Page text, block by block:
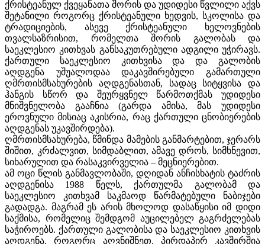
ქრისტეანულ ქვეყანათა შორის და უდიდესი წვლილი აქვს
შეტანილი როგორც ქრისტეანული ხედვის, სკოლისა და
ტრადიციების, ასევე ქრისტეანული ხელოვნების
თვალსაზრისით, რომელთა შორის გალობას და
საეკლესიო კითხვას განსაკუთრებული ადგილი უჭირავს.
ქართული საეკლესიო კითხვისა და და გალობის
აღდგენა უშუალოდაა დაკავშირებული გამართული
ღმრთისმსახურების აღდგენასთან, სადაც სიტყვისა და
ჰანგის სწორ და შეურყვნელ წარმოთქმას უდიდესი
მნიშვნელობა გააჩნია (გარდა ამისა, მას უდიდესი
ეროვნული მისიაც აკისრია, რაც ქართული ცნობიერების
აღდგენას უკავშირდება).
ღმრთისმსახურება, წმინდა მამების განმარტებით, ჯერარს
შიშით, კრძალვით, სიმდაბლით, ამავე დროს, სიმხნევით,
სიხარულით და რასაკვირველია – მეცნიერებით.
ამ ოცი წლის განმავლობაში, დღიდან ანჩისხატის ტაძრის
აღდგენისა 1988 წელს, ქართულმა გალობამ და
საეკლესიო კითხვამ საკმაოდ წარმატებული ნაბიჯები
გადადგა. მაგრამ ეს არის მხოლოდ დასაწყისი იმ დიდი
საქმისა, რომელიც შემდგომ აუცილებელ გაგრძელებას
საჭიროებს. ქართული გალობისა და საეკლესიო კითხვის
აღდგენა, როგორც აღვნიშნეთ, პირდაპირ კავშირშია